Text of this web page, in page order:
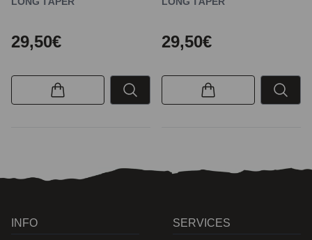
29,50€ 29,50€
INFO SERVICES